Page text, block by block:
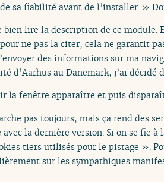
sa fiabilité avant de l’installer. »
bien lire la description de ce
ne pas la citer, cela ne garantit
des informations sur ma
d’Aarhus au Danemark, j’ai décidé
la fenêtre apparaître et puis
pas toujours, mais ça rend des
la dernière version. Si on se fie à
tiers utilisés pour le pistage ».
sur les sympathiques